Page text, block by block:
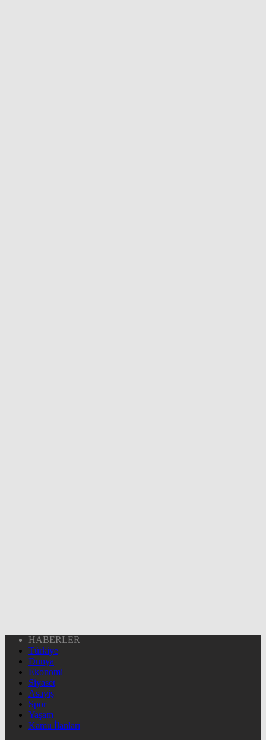
HABERLER
Türkiye
Dünya
Ekonomi
Siyaset
Asayiş
Spor
Yaşam
Kamu İlanları